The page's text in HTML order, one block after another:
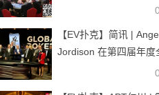
巅峰相见，复赛激战尘
之王，17位勇士成功突
入最终决赛圈！
【EV扑克】简讯 |
Jordison 在第四届年度